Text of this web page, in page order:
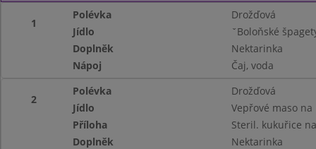
1
Polévka
Drožďová
Jídlo
ˇBoloňské
Doplněk
Nektarinka
Nápoj
Čaj, voda
2
Polévka
Drožďová
Jídlo
Vepřové maso
Příloha
Steril. kukuřice
Doplněk
Nektarinka